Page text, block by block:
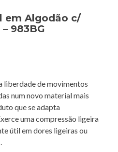
em Algodão c/
983BG
liberdade de movimentos
num novo material mais
que se adapta
uma compressão ligeira
útil em dores ligeiras ou